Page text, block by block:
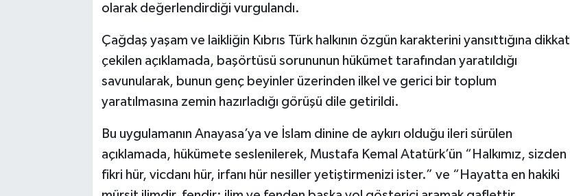
olarak değerlendirdiği vurgulandı.
Çağdaş yaşam ve laikliğin Kıbrıs Türk halkının özgün karakterini yansıttığına dikkat
çekilen açıklamada, başörtüsü sorununun hükümet tarafından yaratıldığı
savunularak, bunun genç beyinler üzerinden ilkel ve gerici bir toplum
yaratılmasına zemin hazırladığı görüşü dile getirildi.
Bu uygulamanın Anayasa’ya ve İslam dinine de aykırı olduğu ileri sürülen
açıklamada, hükümete seslenilerek, Mustafa Kemal Atatürk’ün “Halkımız, sizden
fikri hür, vicdanı hür, irfanı hür nesiller yetiştirmenizi ister.” ve “Hayatta en hakiki